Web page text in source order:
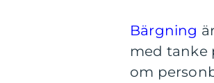
Bärgning
med tanke
om